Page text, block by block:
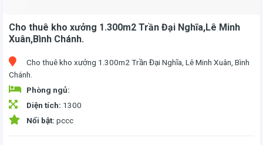
Cho thuê kho xưởng 1.300m2 Trần Đại Nghĩa,Lê Minh
Xuân,Bình Chánh.
Cho thuê kho xưởng 1.300m2 Trần Đại Nghĩa, Lê Minh Xuân, Bình
Chánh.
Phòng ngủ:
Diện tích: 1300
Nổi bật: pccc